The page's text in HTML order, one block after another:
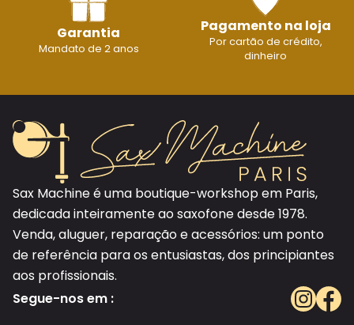
Garantia
Mandato de 2 anos
Pagamento na loja
Por cartão de crédito,
dinheiro
Sax Machine é uma boutique-workshop em Paris,
dedicada inteiramente ao saxofone desde 1978.
Venda, aluguer, reparação e acessórios: um ponto
de referência para os entusiastas, dos principiantes
aos profissionais.
Segue-nos em :